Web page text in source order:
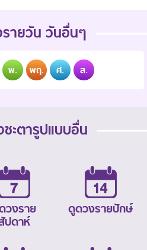
รายวัน วันอื่นๆ
พ. พฤ. ศ. ส.
ะตารูปแบบอื่น
วงราย
ปดาห์
ดูดวงรายปักษ์